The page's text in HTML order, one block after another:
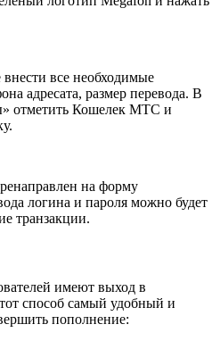
все необходимые
адресата, размер перевода. В
отметить Кошелек МТС и
на форму
логина и пароля можно будет
транзакции.
имеют выход в
способ самый удобный и
пополнение: